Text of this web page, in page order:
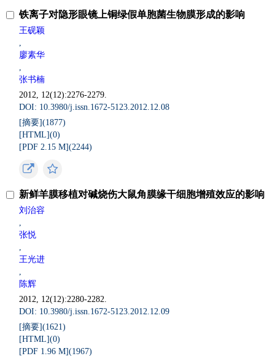
铁离子对隐形眼镜上铜绿假单胞菌生物膜形成的影响
王砚颖
,
廖素华
,
张书楠
2012, 12(12):2276-2279.
DOI: 10.3980/j.issn.1672-5123.2012.12.08
[摘要](1877)
[HTML](0)
[PDF 2.15 M](2244)
新鲜羊膜移植对碱烧伤大鼠角膜缘干细胞增殖效应的影响
刘治容
,
张悦
,
王光进
,
陈辉
2012, 12(12):2280-2282.
DOI: 10.3980/j.issn.1672-5123.2012.12.09
[摘要](1621)
[HTML](0)
[PDF 1.96 M](1967)